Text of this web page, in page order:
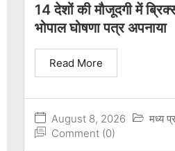
14 देशों की मौजूदगी में
भोपाल घोषणा पत्र अपनाया
August 8, 2026 मध्य
Comment (0)
Read More